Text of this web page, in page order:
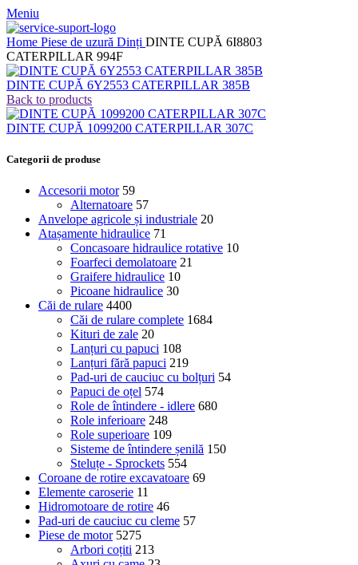
Meniu
Home Piese de uzură Dinți DINTE CUPĂ 6I8803
CATERPILLAR 994F
DINTE CUPĂ 6Y2553 CATERPILLAR 385B
Back to products
DINTE CUPĂ 1099200 CATERPILLAR 307C
Categorii de produse
Accesorii motor 59
Alternatoare 57
Anvelope agricole și industriale 20
Atașamente hidraulice 71
Concasoare hidraulice rotative 10
Foarfeci demolatoare 21
Graifere hidraulice 10
Picoane hidraulice 30
Căi de rulare 4400
Căi de rulare complete 1684
Kituri de zale 20
Lanțuri cu papuci 108
Lanțuri fără papuci 219
Pad-uri de cauciuc cu bolțuri 54
Papuci de oțel 574
Role de întindere - idlere 680
Role inferioare 248
Role superioare 109
Sisteme de întindere șenilă 150
Steluțe - Sprockets 554
Coroane de rotire excavatoare 69
Elemente caroserie 11
Hidromotoare de rotire 46
Pad-uri de cauciuc cu cleme 57
Piese de motor 5275
Arbori coțiti 213